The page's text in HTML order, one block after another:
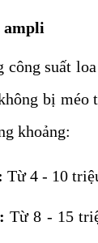
ampli
suất
bị méo
khoảng:
Từ 4 - 10
Từ 8 - 15